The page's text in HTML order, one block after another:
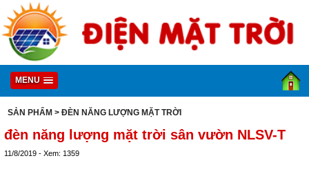
MENU
SẢN PHẨM > ĐÈN NĂNG LƯỢNG MẶT TRỜI
đèn năng lượng mặt trời sân vườn NLSV-T
11/8/2019 - Xem: 1359